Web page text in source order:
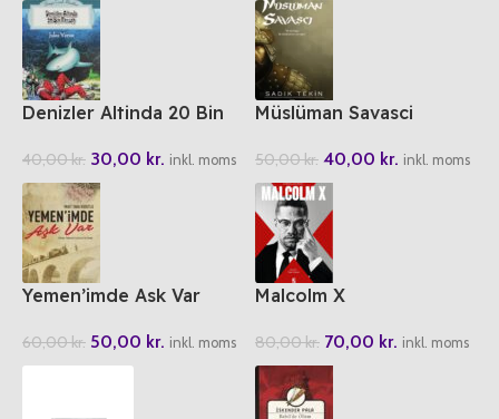
Denizler Altinda 20 Bin
40,00kr. 30,00 kr. inkl. moms
Müslüman Savasci
50,00kr. 40,00 kr. inkl. moms
Yemen’imde Ask Var
60,00kr. 50,00 kr. inkl. moms
Malcolm X
80,00kr. 70,00 kr. inkl. moms